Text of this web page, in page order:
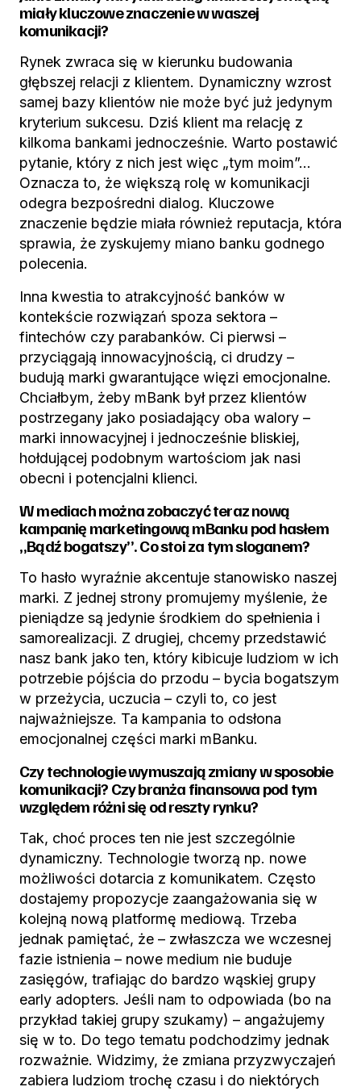
miały kluczowe znaczenie w waszej
komunikacji?
Rynek zwraca się w kierunku budowania
głębszej relacji z klientem. Dynamiczny wzrost
samej bazy klientów nie może być już jedynym
kryterium sukcesu. Dziś klient ma relację z
kilkoma bankami jednocześnie. Warto postawić
pytanie, który z nich jest więc „tym moim”…
Oznacza to, że większą rolę w komunikacji
odegra bezpośredni dialog. Kluczowe
znaczenie będzie miała również reputacja, która
sprawia, że zyskujemy miano banku godnego
polecenia.
Inna kwestia to atrakcyjność banków w
kontekście rozwiązań spoza sektora –
fintechów czy parabanków. Ci pierwsi –
przyciągają innowacyjnością, ci drudzy –
budują marki gwarantujące więzi emocjonalne.
Chciałbym, żeby mBank był przez klientów
postrzegany jako posiadający oba walory –
marki innowacyjnej i jednocześnie bliskiej,
hołdującej podobnym wartościom jak nasi
obecni i potencjalni klienci.
W mediach można zobaczyć teraz nową
kampanię marketingową mBanku pod hasłem
„Bądź bogatszy”. Co stoi za tym sloganem?
To hasło wyraźnie akcentuje stanowisko naszej
marki. Z jednej strony promujemy myślenie, że
pieniądze są jedynie środkiem do spełnienia i
samorealizacji. Z drugiej, chcemy przedstawić
nasz bank jako ten, który kibicuje ludziom w ich
potrzebie pójścia do przodu – bycia bogatszym
w przeżycia, uczucia – czyli to, co jest
najważniejsze. Ta kampania to odsłona
emocjonalnej części marki mBanku.
Czy technologie wymuszają zmiany w sposobie
komunikacji? Czy branża finansowa pod tym
względem różni się od reszty rynku?
Tak, choć proces ten nie jest szczególnie
dynamiczny. Technologie tworzą np. nowe
możliwości dotarcia z komunikatem. Często
dostajemy propozycje zaangażowania się w
kolejną nową platformę mediową. Trzeba
jednak pamiętać, że – zwłaszcza we wczesnej
fazie istnienia – nowe medium nie buduje
zasięgów, trafiając do bardzo wąskiej grupy
early adopters. Jeśli nam to odpowiada (bo na
przykład takiej grupy szukamy) – angażujemy
się w to. Do tego tematu podchodzimy jednak
rozważnie. Widzimy, że zmiana przyzwyczajeń
zabiera ludziom trochę czasu i do niektórych